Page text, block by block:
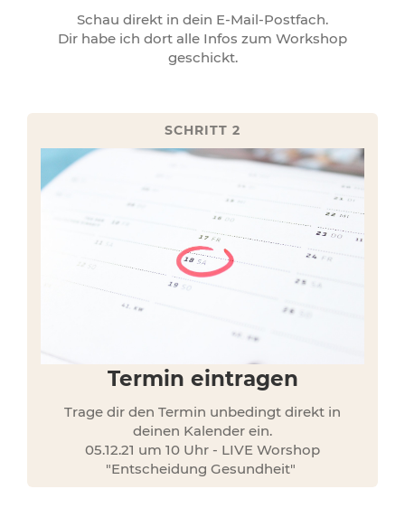
Schau direkt in dein E-Mail-Postfach.
Dir habe ich dort alle Infos zum Workshop
geschickt.
SCHRITT 2
Termin eintragen
Trage dir den Termin unbedingt direkt in
deinen Kalender ein.
05.12.21 um 10 Uhr - LIVE Worshop
"Entscheidung Gesundheit"